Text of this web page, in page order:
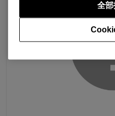
全部